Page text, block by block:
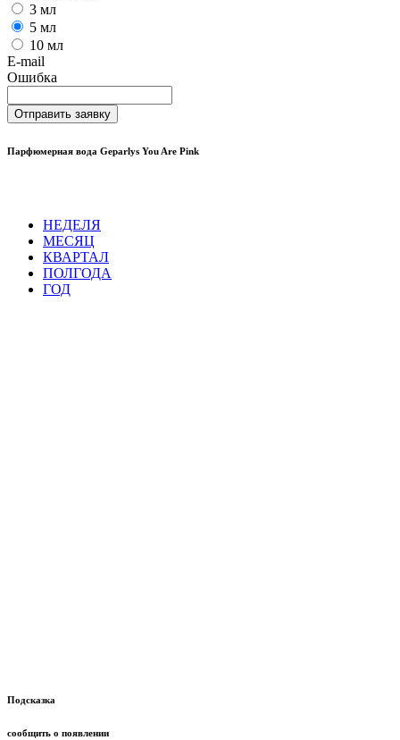
3 мл
5 мл
10 мл
E-mail
Ошибка
Отправить заявку
Парфюмерная вода Geparlys You Are Pink
НЕДЕЛЯ
МЕСЯЦ
КВАРТАЛ
ПОЛГОДА
ГОД
Подсказка
сообщить о появлении